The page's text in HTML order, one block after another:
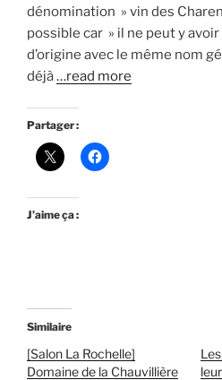
dénomination » vin des
possible car » il ne peut y
d’origine avec le même nom
déjà…read more
Partager :
J’aime ça :
Similaire
[Salon La Rochelle]
Domaine de la Chauvillière